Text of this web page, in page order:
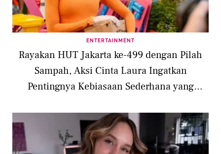
ENTERTAINMENT
Rayakan HUT Jakarta ke-499 dengan Pilah
Sampah, Aksi Cinta Laura Ingatkan
Pentingnya Kebiasaan Sederhana yang